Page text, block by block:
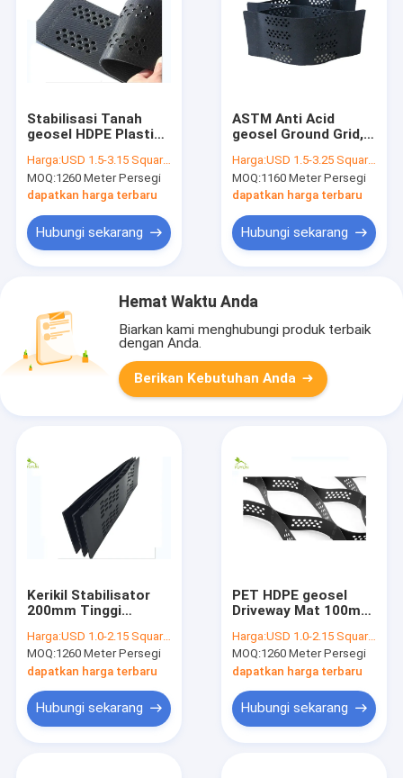
Stabilisasi Tanah
geosel HDPE Plastik
Kembali Untuk Desert
Marsh
Harga:USD 1.5-3.15 Square Meter
MOQ:1260 Meter Persegi
dapatkan harga terbaru
Hubungi sekarang
ASTM Anti Acid
geosel Ground Grid,
Erosi Pengurangan
Seluler
Harga:USD 1.5-3.25 Square Meter
MOQ:1160 Meter Persegi
dapatkan harga terbaru
Hubungi sekarang
Hemat Waktu Anda
Biarkan kami menghubungi produk terbaik
dengan Anda.
Berikan Kebutuhan Anda
Kerikil Stabilisator
200mm Tinggi
Konstruksi Jalan
Untuk Paddock Kuda
Harga:USD 1.0-2.15 Square Meter
MOQ:1260 Meter Persegi
dapatkan harga terbaru
Hubungi sekarang
PET HDPE geosel
Driveway Mat 100mm
Konstruksi
Perkerasan
Harga:USD 1.0-2.15 Square Meter
MOQ:1260 Meter Persegi
dapatkan harga terbaru
Hubungi sekarang